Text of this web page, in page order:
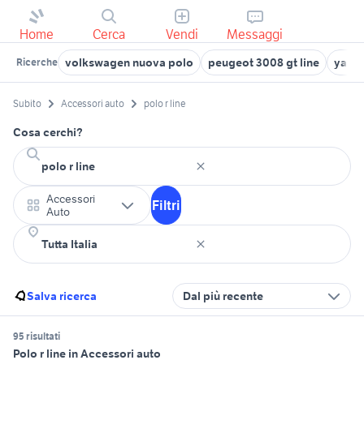
Home Cerca Vendi Messaggi
Ricerche volkswagen nuova polo peugeot 3008 gt line
Subito Accessori auto polo r line
Cosa cerchi?
Accessori
Auto
Filtri
Salva ricerca Dal più recente
95 risultati
Polo r line in Accessori auto